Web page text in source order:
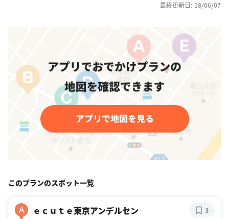
最終更新日: 18/06/07
このプランのスポット一覧
A ｅｃｕｔｅ東京アンデルセン 3